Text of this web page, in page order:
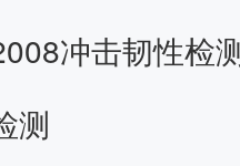
冲击韧性检
测